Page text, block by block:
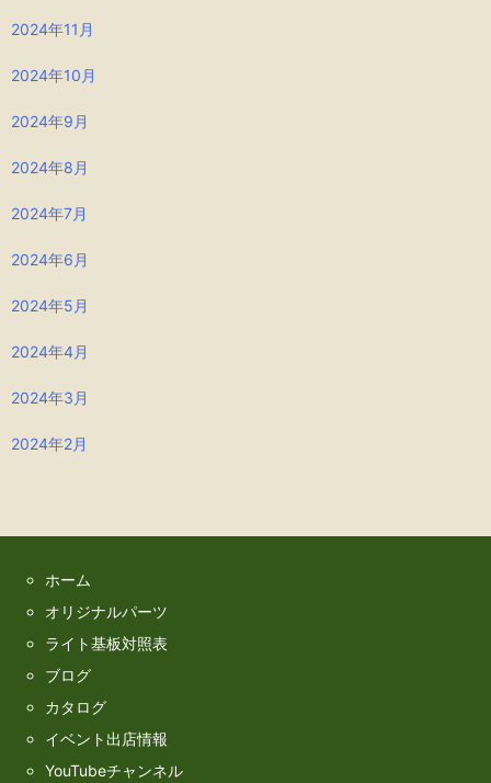
2024年11月
2024年10月
2024年9月
2024年8月
2024年7月
2024年6月
2024年5月
2024年4月
2024年3月
2024年2月
ホーム
オリジナルパーツ
ライト基板対照表
ブログ
カタログ
イベント出店情報
YouTubeチャンネル